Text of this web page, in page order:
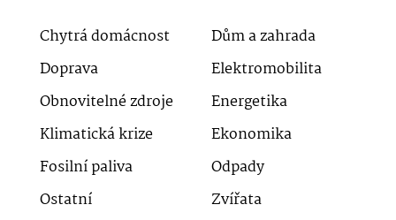
Chytrá domácnost
Dům a zahrada
Doprava
Elektromobilita
Obnovitelné zdroje
Energetika
Klimatická krize
Ekonomika
Fosilní paliva
Odpady
Ostatní
Zvířata